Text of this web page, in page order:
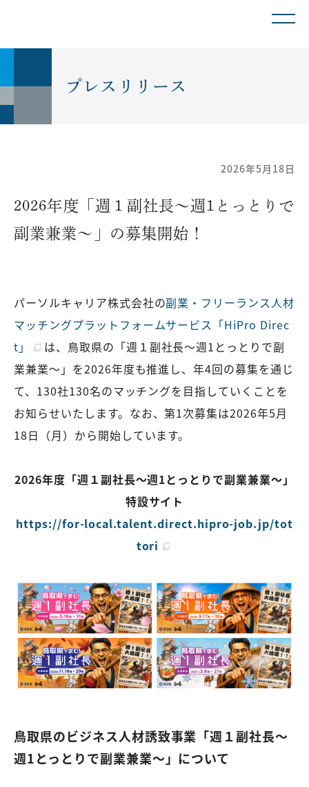
プレスリリース
2026年5月18日
2026年度「週１副社長～週1とっとりで
副業兼業～」の募集開始！
パーソルキャリア株式会社の副業・フリーランス人材
マッチングプラットフォームサービス「HiPro Direc
t」
は、鳥取県の「週１副社長～週1とっとりで副
業兼業～」を2026年度も推進し、年4回の募集を通じ
て、130社130名のマッチングを目指していくことを
お知らせいたします。なお、第1次募集は2026年5月
18日（月）から開始しています。
2026年度「週１副社長～週1とっとりで副業兼業～」
特設サイト
https://for-local.talent.direct.hipro-job.jp/tot
tori
鳥取県のビジネス人材誘致事業「週１副社長～
週1とっとりで副業兼業～」について